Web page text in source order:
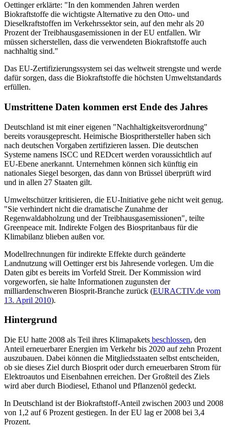
Oettinger erklärte: "In den kommenden Jahren werden
Biokraftstoffe die wichtigste Alternative zu den Otto- und
Dieselkraftstoffen im Verkehrssektor sein, auf den mehr als 20
Prozent der Treibhausgasemissionen in der EU entfallen. Wir
müssen sicherstellen, dass die verwendeten Biokraftstoffe auch
nachhaltig sind."
Das EU-Zertifizierungssystem sei das weltweit strengste und werde
dafür sorgen, dass die Biokraftstoffe die höchsten Umweltstandards
erfüllen.
Umstrittene Daten kommen erst Ende des Jahres
Deutschland ist mit einer eigenen "Nachhaltigkeitsverordnung"
bereits vorausgeprescht. Heimische Biosprithersteller haben sich
nach deutschen Vorgaben zertifizieren lassen. Die deutschen
Systeme namens ISCC und REDcert werden voraussichtlich auf
EU-Ebene anerkannt. Unternehmen können sich künftig ein
nationales Siegel besorgen, das dann von Brüssel überprüft wird
und in allen 27 Staaten gilt.
Umweltschützer kritisieren, die EU-Initiative gehe nicht weit genug.
"Sie verhindert nicht die dramatische Zunahme der
Regenwaldabholzung und der Treibhausgasemissionen", teilte
Greenpeace mit. Indirekte Folgen des Biospritanbaus für die
Klimabilanz blieben außen vor.
Modellrechnungen für indirekte Effekte durch geänderte
Landnutzung will Oettinger erst bis Jahresende vorlegen. Um die
Daten gibt es bereits im Vorfeld Streit. Der Kommission wird
vorgeworfen, sie halte Informationen zugunsten der
milliardenschweren Biosprit-Branche zurück (EURACTIV.de vom
13. April 2010).
Hintergrund
Die EU hatte 2008 als Teil ihres Klimapakets beschlossen, den
Anteil erneuerbarer Energien im Verkehr bis 2020 auf zehn Prozent
auszubauen. Dabei können die Mitgliedsstaaten selbst entscheiden,
ob sie dieses Ziel durch Biosprit oder durch erneuerbaren Strom für
Elektroautos und Eisenbahnen erreichen. Der Großteil des Ziels
wird aber durch Biodiesel, Ethanol und Pflanzenöl gedeckt.
In Deutschland ist der Biokraftstoff-Anteil zwischen 2003 und 2008
von 1,2 auf 6 Prozent gestiegen. In der EU lag er 2008 bei 3,4
Prozent.